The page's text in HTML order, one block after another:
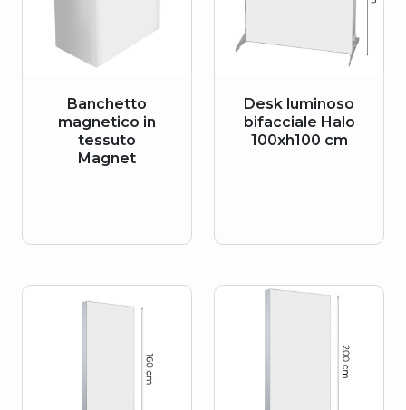
Banchetto
magnetico in
tessuto
Magnet
Desk luminoso
bifacciale Halo
100xh100 cm